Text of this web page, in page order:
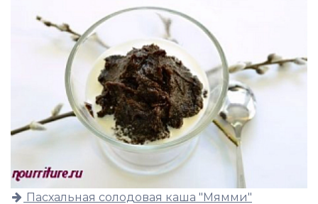
Пасхальная солодовая каша "Мямми"